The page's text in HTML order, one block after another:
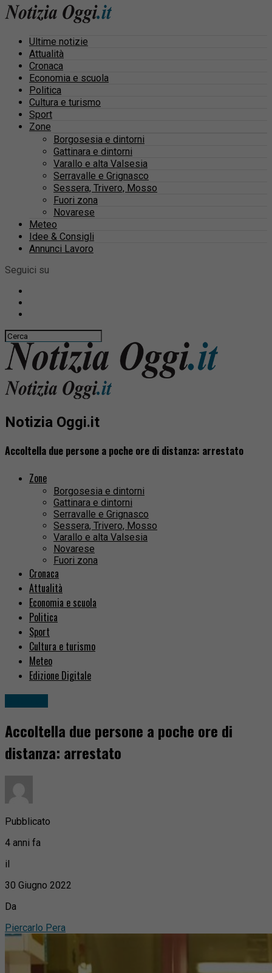
Ultime notizie
Attualità
Cronaca
Economia e scuola
Politica
Cultura e turismo
Sport
Zone
Borgosesia e dintorni
Gattinara e dintorni
Varallo e alta Valsesia
Serravalle e Grignasco
Sessera, Trivero, Mosso
Fuori zona
Novarese
Meteo
Idee & Consigli
Annunci Lavoro
Seguici su
Notizia Oggi.it
Accoltella due persone a poche ore di distanza: arrestato
Zone
Borgosesia e dintorni
Gattinara e dintorni
Serravalle e Grignasco
Sessera, Trivero, Mosso
Varallo e alta Valsesia
Novarese
Fuori zona
Cronaca
Attualità
Economia e scuola
Politica
Sport
Cultura e turismo
Meteo
Edizione Digitale
Accoltella due persone a poche ore di
distanza: arrestato
Pubblicato
4 anni fa
il
30 Giugno 2022
Da
Piercarlo Pera